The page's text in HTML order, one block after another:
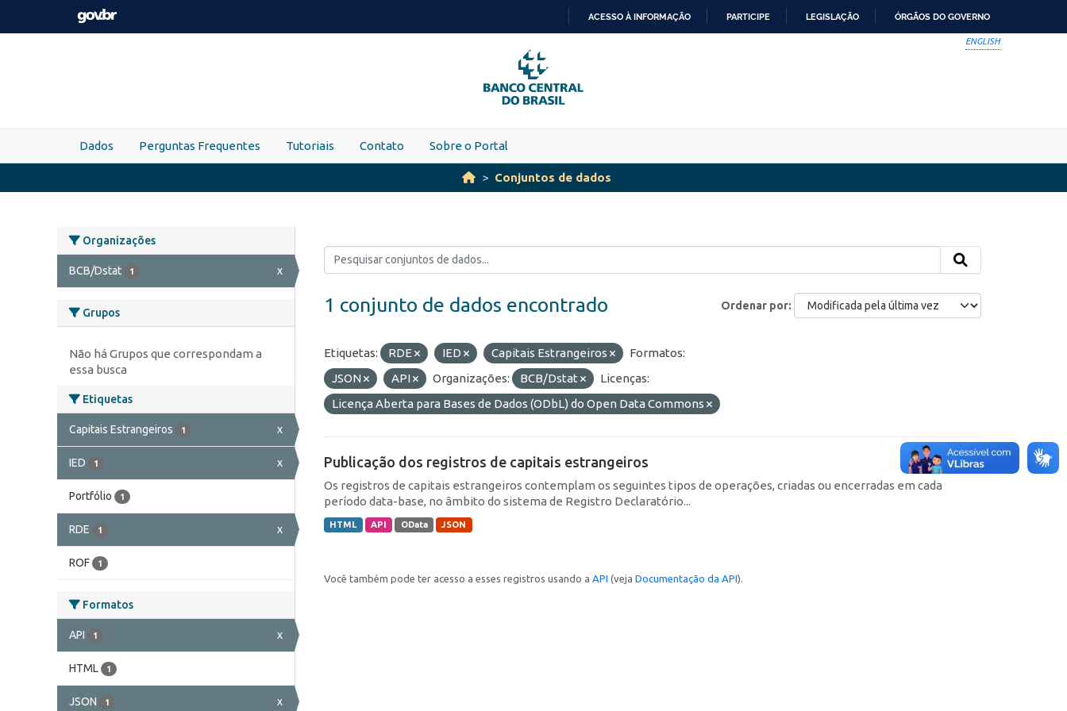
Skip to main content
PARA
O
CONTEÚDO
ACESSO À INFORMAÇÃO PARTICIPE LEGISLAÇÃO ÓRGÃOS DO GOVERNO
ENGLISH
Dados Perguntas Frequentes Tutoriais Contato Sobre o Portal
Conjuntos de dados
Organizações
BCB/Dstat 1 x
Grupos
Não há Grupos que correspondam a
essa busca
Etiquetas
Capitais Estrangeiros 1 x
IED 1 x
Portfólio 1
RDE 1 x
ROF 1
Formatos
API 1 x
HTML 1
JSON 1 x
Ordenar por
1 conjunto de dados encontrado
Etiquetas: RDE IED Capitais Estrangeiros
Formatos:
JSON
API Organizações: BCB/Dstat
Licenças:
Licença Aberta para Bases de Dados (ODbL) do Open Data Commons
Publicação dos registros de capitais estrangeiros
Os registros de capitais estrangeiros contemplam os seguintes tipos de operações, criadas ou encerradas em cada
período data-base, no âmbito do sistema de Registro Declaratório...
HTML API OData JSON
Você também pode ter acesso a esses registros usando a API (veja Documentação da API).